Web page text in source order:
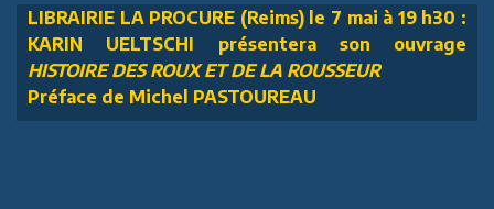
LIBRAIRIE LA PROCURE (Reims) le 7 mai à 19 h30 :
KARIN UELTSCHI présentera son ouvrage
HISTOIRE DES ROUX ET DE LA ROUSSEUR
Préface de Michel PASTOUREAU